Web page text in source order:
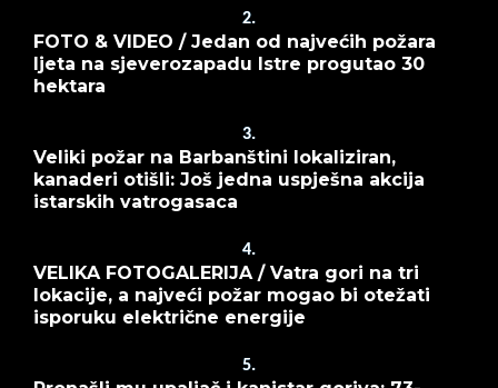
2.
FOTO & VIDEO / Jedan od najvećih požara
ljeta na sjeverozapadu Istre progutao 30
hektara
3.
Veliki požar na Barbanštini lokaliziran,
kanaderi otišli: Još jedna uspješna akcija
istarskih vatrogasaca
4.
VELIKA FOTOGALERIJA / Vatra gori na tri
lokacije, a najveći požar mogao bi otežati
isporuku električne energije
5.